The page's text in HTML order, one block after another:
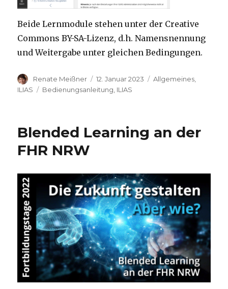
Beide Lernmodule stehen unter der Creative
Commons BY-SA-Lizenz, d.h. Namensnennung
und Weitergabe unter gleichen Bedingungen.
Autor
Renate Meißner
Veröffentlicht
am
12. Januar 2023 Kategorien
Allgemeines,
ILIAS
Schlagwörter
Bedienungsanleitung, ILIAS
Blended Learning an der
FHR NRW